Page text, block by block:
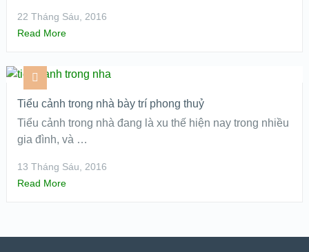
22 Tháng Sáu, 2016
Read More
Tiểu cảnh trong nhà bày trí phong thuỷ
Tiểu cảnh trong nhà đang là xu thế hiện nay trong nhiều
gia đình, và …
13 Tháng Sáu, 2016
Read More